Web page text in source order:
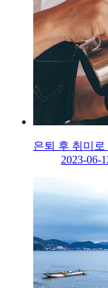
은퇴 후 취미
2023-06-